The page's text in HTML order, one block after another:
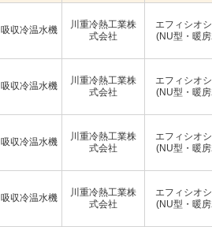
吸収冷温水機
川重冷熱工業株
式会社
エフィシオ
(NU型・暖
吸収冷温水機
川重冷熱工業株
式会社
エフィシオ
(NU型・暖
吸収冷温水機
川重冷熱工業株
式会社
エフィシオ
(NU型・暖
吸収冷温水機
川重冷熱工業株
式会社
エフィシオ
(NU型・暖